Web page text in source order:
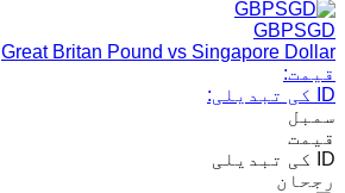
GBPSGD
Great Britan Pound vs Singapore Dollar
قیمت:
ID کی تبدیلی:
سمبل
قیمت
ID کی تبدیلی
رجحان